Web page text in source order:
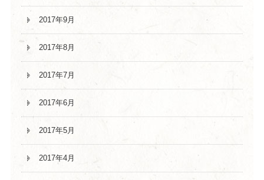
2017年9月
2017年8月
2017年7月
2017年6月
2017年5月
2017年4月